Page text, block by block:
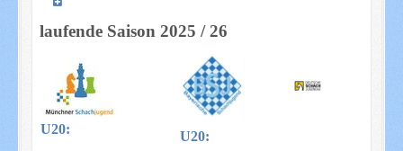
laufende Saison 2025 / 26
U20: U20: